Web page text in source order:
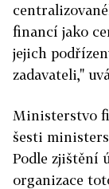
financí jako
jejich
zadavateli,"
Ministerstvo
šesti
Podle zjištění
organizace